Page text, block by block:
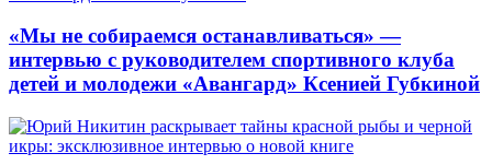
«Мы не собираемся останавливаться» —
интервью с руководителем спортивного клуба
детей и молодежи «Авангард» Ксенией Губкиной